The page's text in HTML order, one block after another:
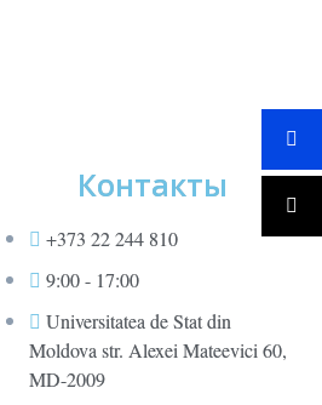
Контакты
+373 22 244 810
9:00 - 17:00
Universitatea de Stat din
Moldova str. Alexei Mateevici 60,
MD-2009